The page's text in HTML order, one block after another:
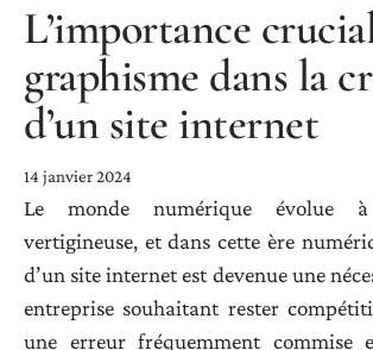
L’importance
graphisme dans la
d’un site internet
14 janvier 2024
Le monde numérique évolue
vertigineuse, et dans cette ère
d’un site internet est devenue une
entreprise souhaitant rester
une erreur fréquemment commise